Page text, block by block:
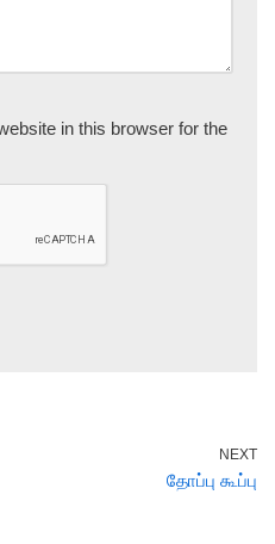
in this browser for the
NEXT
தோப்பு கூப்பு